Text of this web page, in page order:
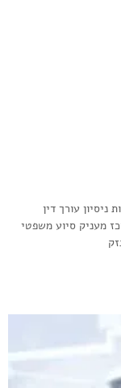
בנימיני רשלנות רפואית מעל 20 שנות ניסיון עורך דין
מעניק סיוע משפטי